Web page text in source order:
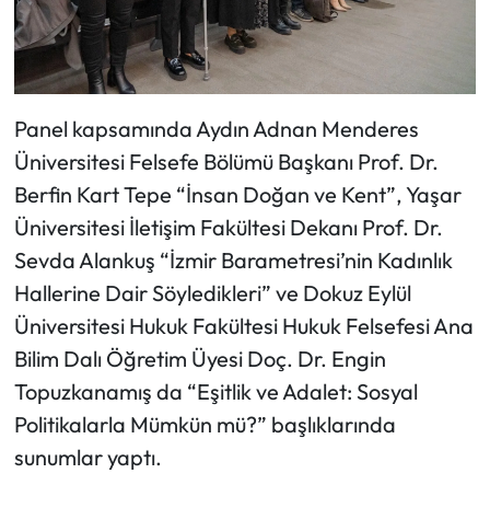
Panel kapsamında Aydın Adnan Menderes
Üniversitesi Felsefe Bölümü Başkanı Prof. Dr.
Berfin Kart Tepe “İnsan Doğan ve Kent”, Yaşar
Üniversitesi İletişim Fakültesi Dekanı Prof. Dr.
Sevda Alankuş “İzmir Barametresi’nin Kadınlık
Hallerine Dair Söyledikleri” ve Dokuz Eylül
Üniversitesi Hukuk Fakültesi Hukuk Felsefesi Ana
Bilim Dalı Öğretim Üyesi Doç. Dr. Engin
Topuzkanamış da “Eşitlik ve Adalet: Sosyal
Politikalarla Mümkün mü?” başlıklarında
sunumlar yaptı.